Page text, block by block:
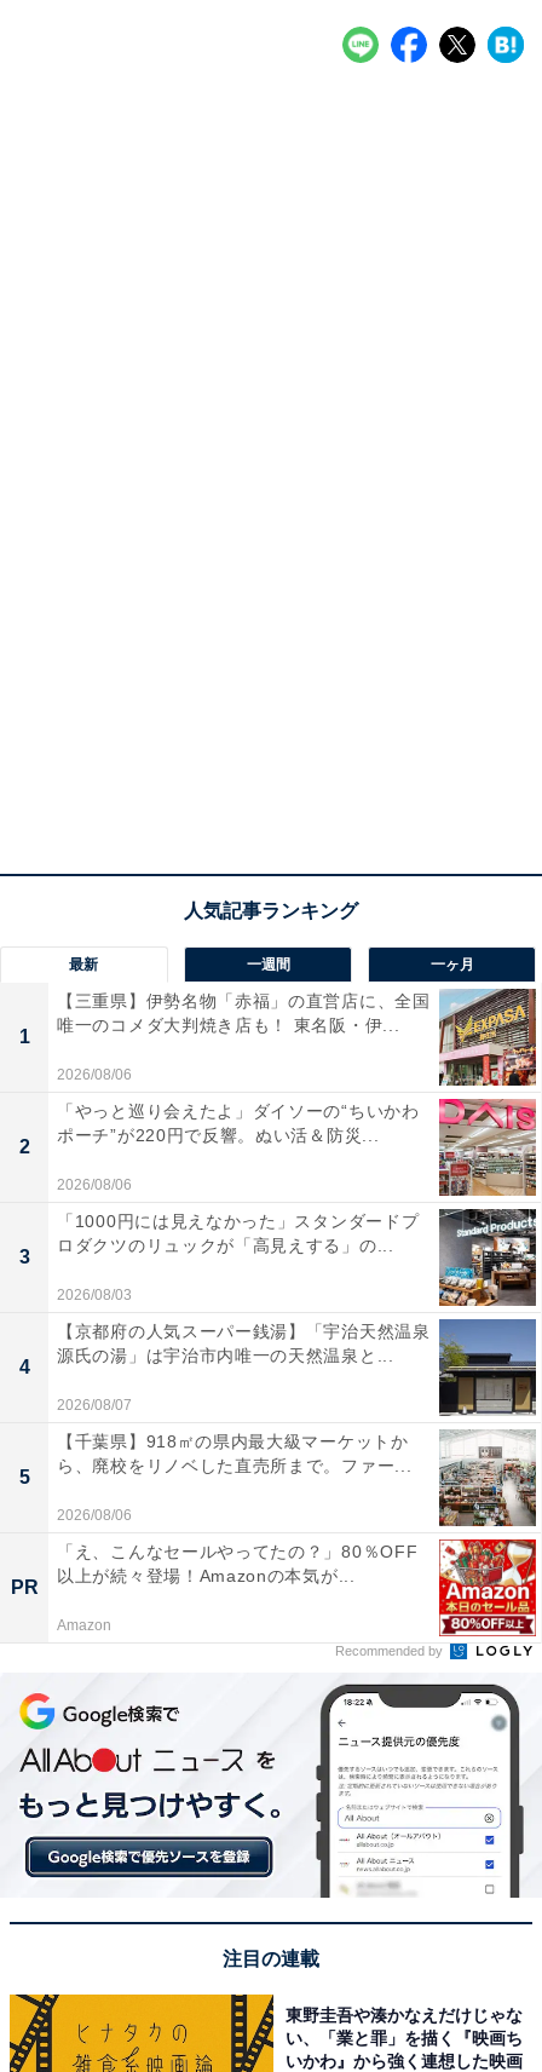
最新 一週間 一ヶ月
1
【三重県】伊勢名物「赤福」の直営店に、全国
唯一のコメダ大判焼き店も！ 東名阪・伊...
2026/08/06
2
「やっと巡り会えたよ」ダイソーの“ちいかわ
ポーチ”が220円で反響。ぬい活＆防災...
2026/08/06
3
「1000円には見えなかった」スタンダードプ
ロダクツのリュックが「高見えする」の...
2026/08/03
4
【京都府の人気スーパー銭湯】「宇治天然温泉
源氏の湯」は宇治市内唯一の天然温泉と...
2026/08/07
5
【千葉県】918㎡の県内最大級マーケットか
ら、廃校をリノベした直売所まで。ファー...
2026/08/06
PR
「え、こんなセールやってたの？」80％OFF
以上が続々登場！Amazonの本気が...
Amazon
Recommended by
注目の連載
東野圭吾や湊かなえだけじゃな
い、「業と罪」を描く『映画ち
いかわ』から強く連想した映画